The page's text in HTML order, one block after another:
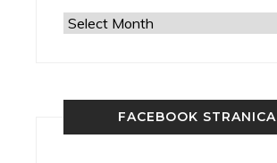
Arhiva
FACEBOOK STRANICA